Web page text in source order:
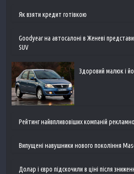
Як взяти кредит готівкою
Goodyear на автосалоні в Женеві
SUV
Здоровий малюк і
Рейтинг найвпливовіших компаній
Випущені навушники нового покоління
Долар і євро підскочили в ціні після